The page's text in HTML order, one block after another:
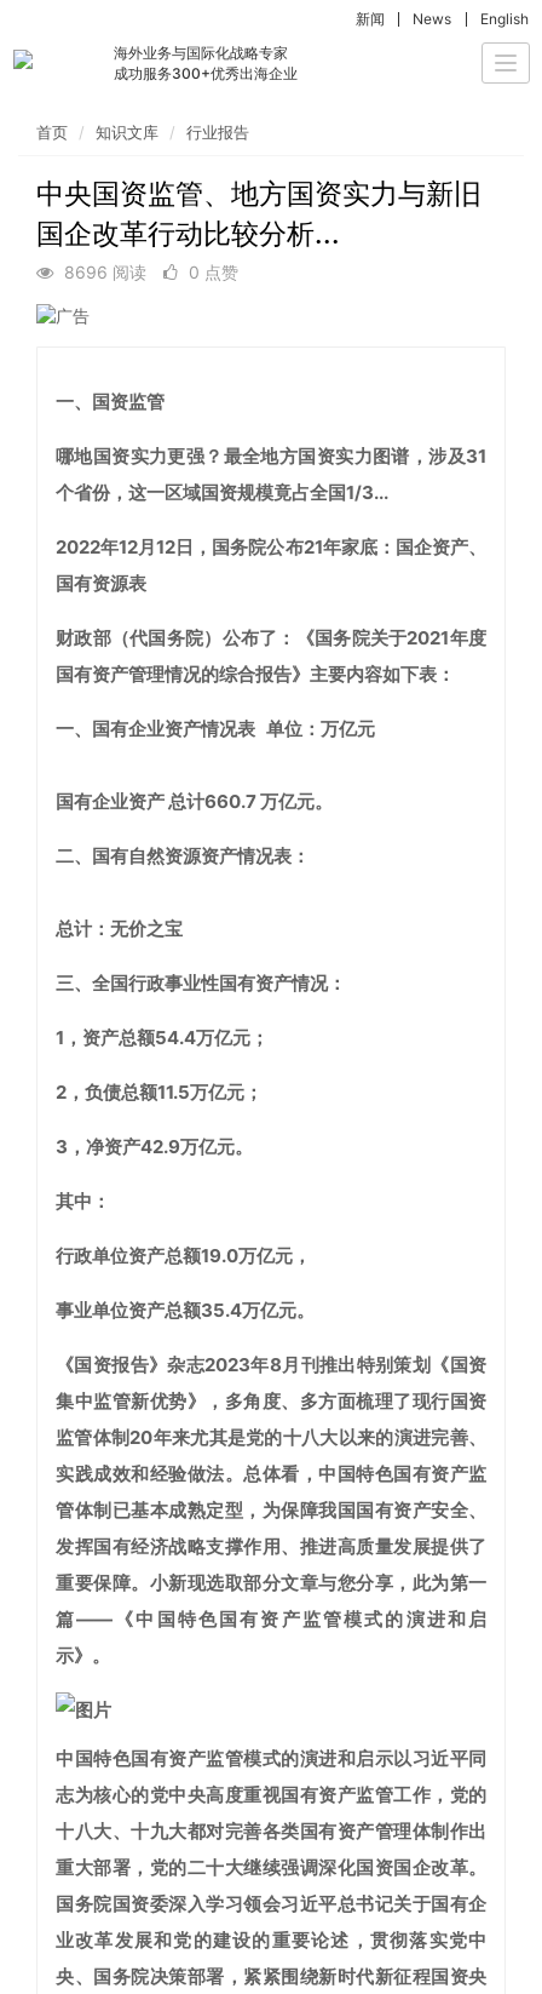
海外业务与国际化战略专家
成功服务300+优秀出海企业
新闻 News English
首页 知识文库 行业报告
中央国资监管、地方国资实力与新旧
国企改革行动比较分析...
8696 阅读 0 点赞
一、国资监管
哪地国资实力更强？最全地方国资实力图谱，涉及31
个省份，这一区域国资规模竟占全国1/3...
2022年12月12日，国务院公布21年家底：国企资产、
国有资源表
财政部（代国务院）公布了：
《国务院关于2021年度
国有资产管理情况的综合报告》 主要内容如下表：
一、国有企业资产情况表 单位：万亿元
国有企业资产总计660.7 万亿元。
二、国有自然资源资产情况表：
总计：无价之宝
三、全国行政事业性国有资产情况：
1，资产总额54.4万亿元；
2，负债总额11.5万亿元；
3，净资产42.9万亿元。
其中：
行政单位资产总额19.0万亿元，
事业单位资产总额35.4万亿元。
《国资报告》杂志2023年8月刊推出特别策划《国资
集中监管新优势》，多角度、多方面梳理了现行国资
监管体制20年来尤其是党的十八大以来的演进完善、
实践成效和经验做法。总体看，中国特色国有资产监
管体制已基本成熟定型，为保障我国国有资产安全、
发挥国有经济战略支撑作用、推进高质量发展提供了
重要保障。小新现选取部分文章与您分享，此为第一
篇—— 《中国特色国有资产监管模式的演进和启
示》 。
中国特色国有资产监管模式的演进和启示以习近平同
志为核心的党中央高度重视国有资产监管工作，党的
十八大、十九大都对完善各类国有资产管理体制作出
重大部署，党的二十大继续强调深化国资国企改革。
国务院国资委深入学习领会习近平总书记关于国有企
业改革发展和党的建设的重要论述，贯彻落实党中
央、国务院决策部署，紧紧围绕新时代新征程国资央